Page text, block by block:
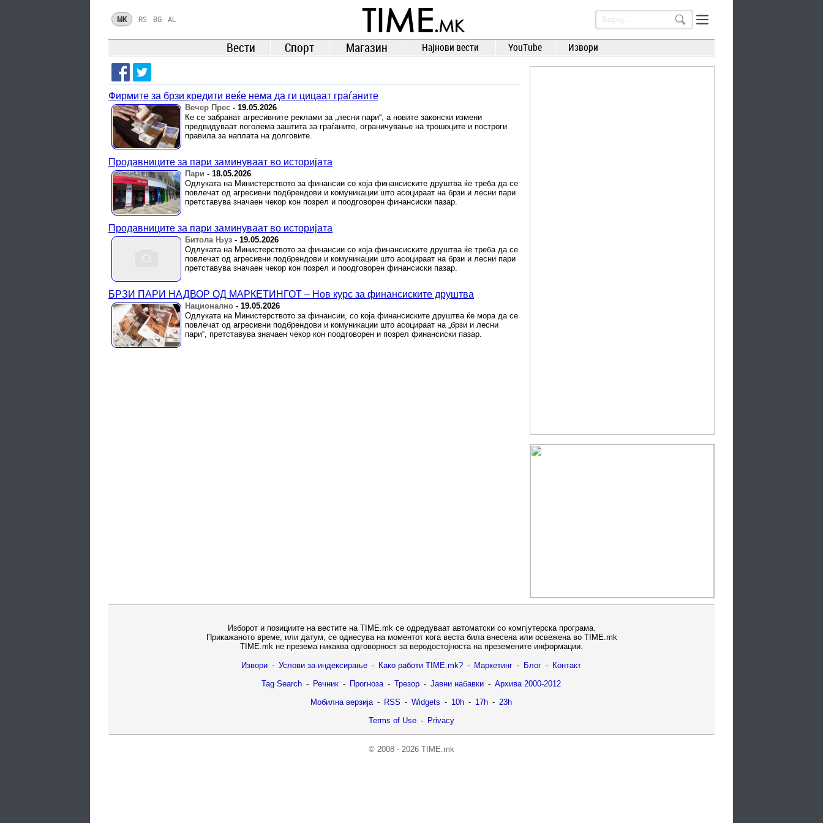
TIME.mk
ВЕСТИ
NEWS
MK RS BG AL
Вести Спорт Магазин Најнови вести YouTube Извори
Фирмите за брзи кредити веќе нема да ги цицаат граѓаните
Вечер Прес - 19.05.2026
Ќе се забранат агресивните реклами за „лесни пари“, а новите законски измени
предвидуваат поголема заштита за граѓаните, ограничување на трошоците и построги
правила за наплата на долговите.
Продавниците за пари заминуваат во историјата
Пари - 18.05.2026
Одлуката на Министерството за финансии со која финансиските друштва ќе треба да се
повлечат од агресивни подбрендови и комуникации што асоцираат на брзи и лесни пари
претставува значаен чекор кон позрел и поодговорен финансиски пазар.
Продавниците за пари заминуваат во историјата
Битола Њуз - 19.05.2026
Одлуката на Министерството за финансии со која финансиските друштва ќе треба да се
повлечат од агресивни подбрендови и комуникации што асоцираат на брзи и лесни пари
претставува значаен чекор кон позрел и поодговорен финансиски пазар.
БРЗИ ПАРИ НАДВОР ОД МАРКЕТИНГОТ – Нов курс за финансиските друштва
Национално - 19.05.2026
Одлуката на Министерството за финансии, со која финансиските друштва ќе мора да се
повлечат од агресивни подбрендови и комуникации што асоцираат на „брзи и лесни
пари“, претставува значаен чекор кон поодговорен и позрел финансиски пазар.
Изборот и позициите на вестите на TIME.mk се одредуваат автоматски со компјутерска програма.
Прикажаното време, или датум, се однесува на моментот кога веста била внесена или освежена во TIME.mk
TIME.mk не презема никаква одговорност за веродостојноста на преземените информации.
Извори - Услови за индексирање - Како работи TIME.mk? - Маркетинг - Блог - Контакт
Tag Search - Речник - Прогноза - Трезор - Јавни набавки - Архива 2000-2012
Мобилна верзија - RSS - Widgets - 10h - 17h - 23h
Terms of Use - Privacy
© 2008 - 2026 TIME.mk